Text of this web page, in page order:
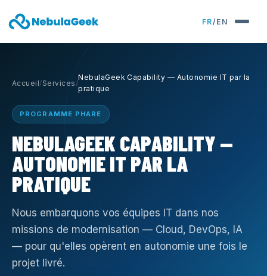
FR/EN
Accueil/Services /
NebulaGeek Capability — Autonomie IT par la
pratique
PROGRAMME PHARE
NEBULAGEEK CAPABILITY —
AUTONOMIE IT PAR LA
PRATIQUE
Nous embarquons vos équipes IT dans nos
missions de modernisation — Cloud, DevOps, IA
— pour qu'elles opèrent en autonomie une fois le
projet livré.